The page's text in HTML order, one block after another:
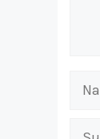
Nama
Surel